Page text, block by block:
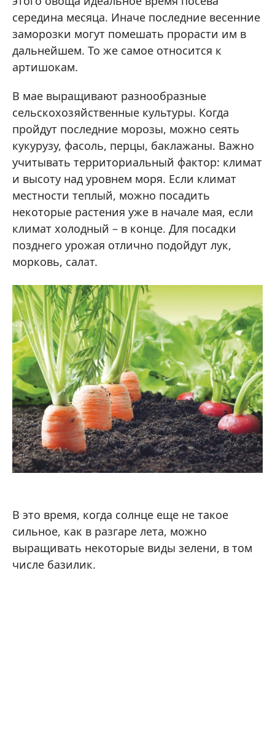
середина месяца. Иначе последние весенние
заморозки могут помешать прорасти им в
дальнейшем. То же самое относится к
артишокам.
В мае выращивают разнообразные
сельскохозяйственные культуры. Когда
пройдут последние морозы, можно сеять
кукурузу, фасоль, перцы, баклажаны. Важно
учитывать территориальный фактор: климат
и высоту над уровнем моря. Если климат
местности теплый, можно посадить
некоторые растения уже в начале мая, если
климат холодный – в конце. Для посадки
позднего урожая отлично подойдут лук,
морковь, салат.
В это время, когда солнце еще не такое
сильное, как в разгаре лета, можно
выращивать некоторые виды зелени, в том
числе базилик.